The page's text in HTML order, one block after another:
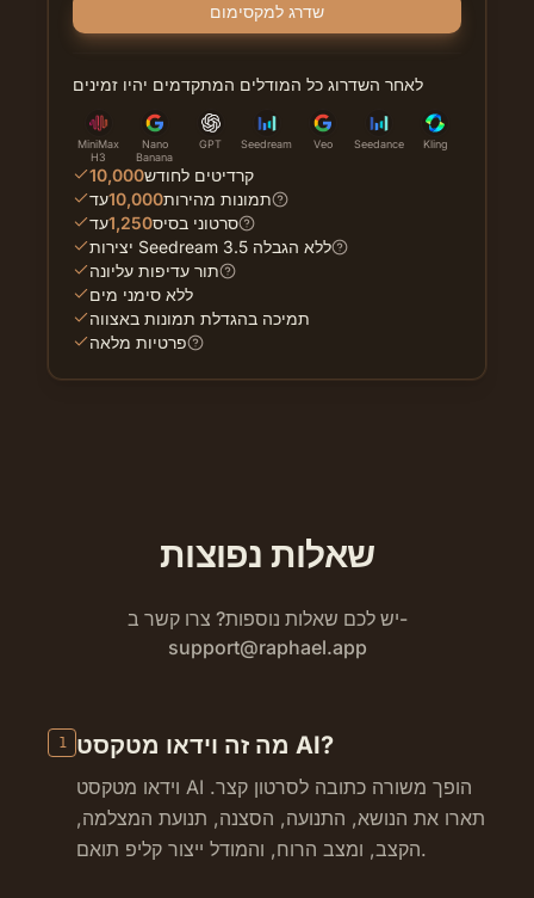
שדרג למקסימום
לאחר השדרוג כל המודלים המתקדמים יהיו זמינים
MiniMax
H3
Nano
Banana
GPT Seedream Veo Seedance Kling
10,000קרדיטים לחודש
עד10,000תמונות מהירות
עד1,250סרטוני בסיס
יצירות Seedream 3.5 ללא הגבלה
תור עדיפות עליונה
ללא סימני מים
תמיכה בהגדלת תמונות באצווה
פרטיות מלאה
שאלות נפוצות
יש לכם שאלות נוספות? צרו קשר ב-
support@raphael.app
1 מה זה וידאו מטקסט AI?
וידאו מטקסט AI הופך משורה כתובה לסרטון קצר.
תארו את הנושא, התנועה, הסצנה, תנועת המצלמה,
הקצב, ומצב הרוח, והמודל ייצור קליפ תואם.